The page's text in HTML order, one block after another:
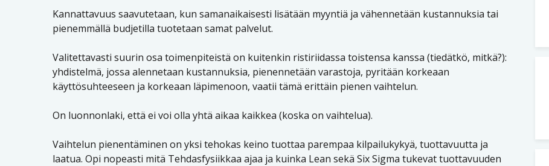
Kannattavuus saavutetaan, kun samanaikaisesti lisätään myyntiä ja vähennetään kustannuksia tai
pienemmällä budjetilla tuotetaan samat palvelut.
Valitettavasti suurin osa toimenpiteistä on kuitenkin ristiriidassa toistensa kanssa (tiedätkö, mitkä?):
yhdistelmä, jossa alennetaan kustannuksia, pienennetään varastoja, pyritään korkeaan
käyttösuhteeseen ja korkeaan läpimenoon, vaatii tämä erittäin pienen vaihtelun.
On luonnonlaki, että ei voi olla yhtä aikaa kaikkea (koska on vaihtelua).
Vaihtelun pienentäminen on yksi tehokas keino tuottaa parempaa kilpailukykyä, tuottavuutta ja
laatua. Opi nopeasti mitä Tehdasfysiikkaa ajaa ja kuinka Lean sekä Six Sigma tukevat tuottavuuden